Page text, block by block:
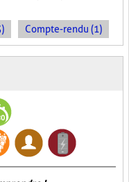
Compte-rendu (1)